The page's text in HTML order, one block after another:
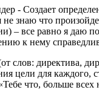
- Создает
не знаю что
– все равно я даю
к нему
слов: директива,
цели для каждого,
что, больше всех